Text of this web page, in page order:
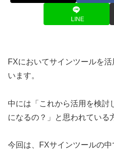
LINE
FXにおいてサインツールを
います。
中には「これから活用を検討
になるの？」と思われている
今回は、FXサインツールの